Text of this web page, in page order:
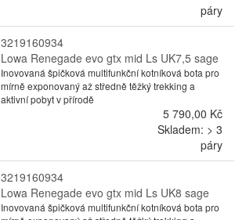
páry
3219160934
Lowa Renegade evo gtx mid Ls UK7,5 sage
Inovovaná špičková multifunkční kotníková bota pro
mírně exponovaný až středně těžký trekking a
aktivní pobyt v přírodě
5 790,00 Kč
Skladem: > 3
páry
3219160934
Lowa Renegade evo gtx mid Ls UK8 sage
Inovovaná špičková multifunkční kotníková bota pro